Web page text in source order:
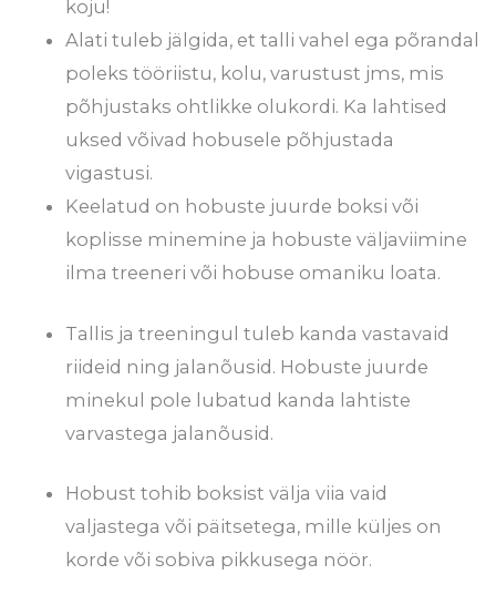
koju!
Alati tuleb jälgida, et talli vahel ega põrandal
poleks tööriistu, kolu, varustust jms, mis
põhjustaks ohtlikke olukordi. Ka lahtised
uksed võivad hobusele põhjustada
vigastusi.
Keelatud on hobuste juurde boksi või
koplisse minemine ja hobuste väljaviimine
ilma treeneri või hobuse omaniku loata.
Tallis ja treeningul tuleb kanda vastavaid
riideid ning jalanõusid. Hobuste juurde
minekul pole lubatud kanda lahtiste
varvastega jalanõusid.
Hobust tohib boksist välja viia vaid
valjastega või päitsetega, mille küljes on
korde või sobiva pikkusega nöör.